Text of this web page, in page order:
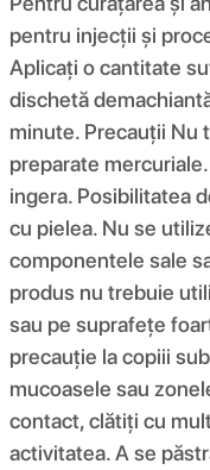
pentru injecții și
Aplicați o cantitate
dischetă
minute. Precauții Nu
preparate
ingera. Posibilitatea
cu pielea. Nu se
componentele sale
produs nu trebuie
sau pe suprafețe
precauție la copiii
mucoasele sau
contact, clătiți cu
activitatea. A se